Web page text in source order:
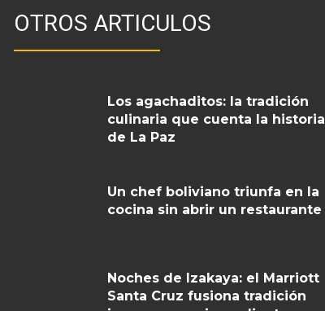
OTROS ARTICULOS
Los agachaditos: la tradición
culinaria que cuenta la historia
de La Paz
Un chef boliviano triunfa en la
cocina sin abrir un restaurante
Noches de Izakaya: el Marriott
Santa Cruz fusiona tradición